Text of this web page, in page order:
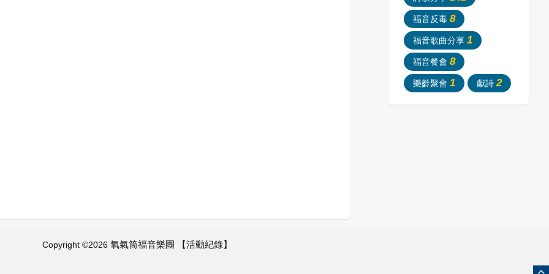
福音反毒 8
福音歌曲分享 1
福音餐會 8
樂齡聚會 1 獻詩 2
Copyright ©2026 氧氣筒福音樂團 【活動紀錄】